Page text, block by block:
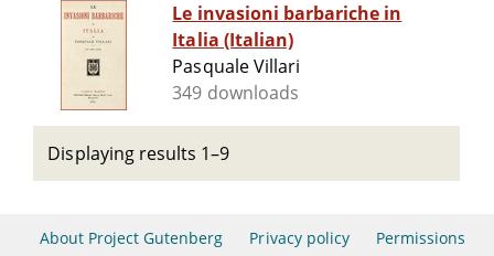
Le invasioni barbariche in
Italia (Italian)
Pasquale Villari
349 downloads
Displaying results 1–9
About Project Gutenberg Privacy policy Permissions